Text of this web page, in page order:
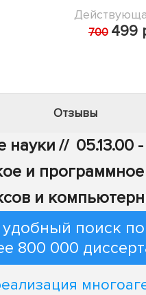
700 499
Отзывы
науки // 05.13.00
и
и
поиск по
800 000